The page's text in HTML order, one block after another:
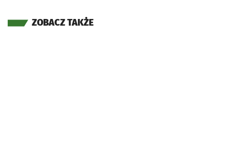
ZOBACZ TAKŻE